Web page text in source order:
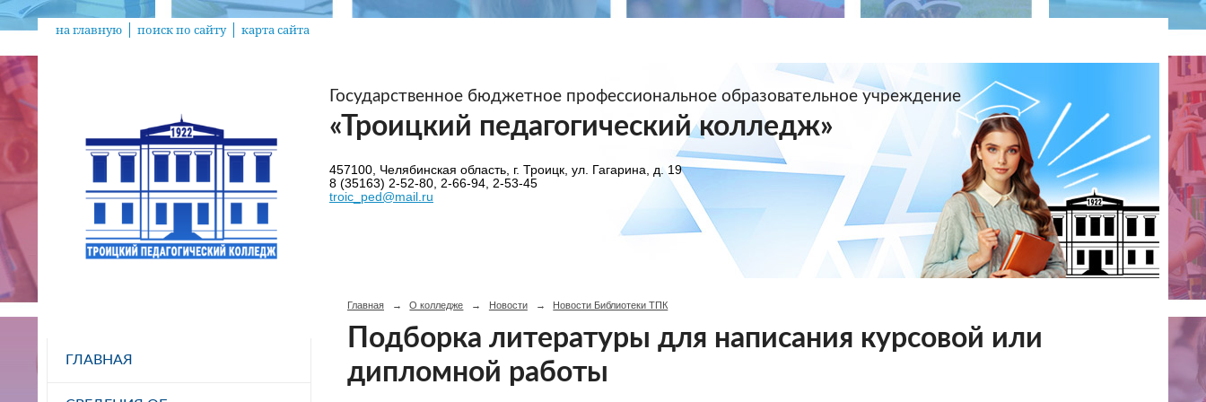
на главную поиск по сайту карта сайта
ГЛАВНАЯ
Государственное бюджетное профессиональное образовательное учреждение
«Троицкий педагогический колледж»
457100, Челябинская область, г. Троицк, ул. Гагарина, д. 19
8 (35163) 2-52-80, 2-66-94, 2-53-45
troic_ped@mail.ru
Главная → О колледже → Новости → Новости Библиотеки ТПК
Подборка литературы для написания курсовой или
дипломной работы